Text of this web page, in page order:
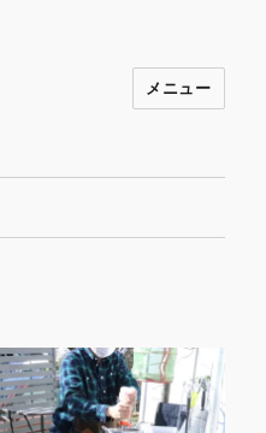
常に彩りを～ フ
区瑞江
メニュー